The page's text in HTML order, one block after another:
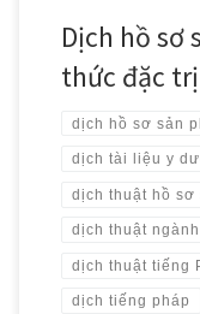
Dịch hồ sơ
thức đặc
dịch hồ sơ sản
dịch tài liệu y
dịch thuật hồ sơ
dịch thuật
dịch thuật tiếng
dịch tiếng pháp